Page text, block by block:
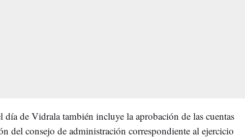
día de Vidrala también incluye la aprobación de las cuentas
del consejo de administración correspondiente al ejercicio